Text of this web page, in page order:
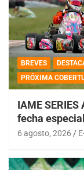
BREVES
PRÓXIMA
IAME
fecha
6 agosto, 2026